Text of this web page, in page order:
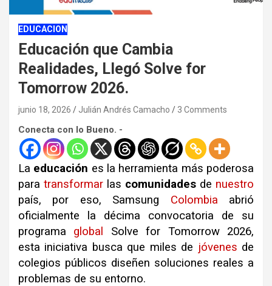
EDUCACION
Educación que Cambia
Realidades, Llegó Solve for
Tomorrow 2026.
junio 18, 2026 Julián Andrés Camacho 3 Comments
Conecta con lo Bueno. -
La educación es la herramienta más poderosa
para transformar las comunidades de nuestro
país, por eso, Samsung Colombia abrió
oficialmente la décima convocatoria de su
programa global
Solve for Tomorrow 2026,
esta iniciativa busca que miles de jóvenes de
colegios públicos diseñen soluciones reales a
problemas de su entorno.